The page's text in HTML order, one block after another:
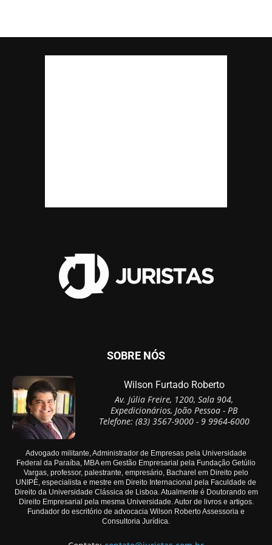
SOBRE NÓS
Wilson Furtado Roberto
Av. Júlia Freire, 1200, Sala 904,
Expedicionários, João Pessoa - PB
Telefone: (83) 3567-9000 - 9 9964-6000
Advogado militante, Administrador de Empresas pela Universidade
Federal da Paraíba, MBA em Gestão Empresarial pela Fundação Getúlio
Vargas, professor, palestrante, empresário, Bacharel em Direito pelo
UNIPÊ, especialista e mestre em Direito Internacional pela Faculdade de
Direito da Universidade Clássica de Lisboa. Atualmente é Doutorando em
Direito Empresarial pela mesma Universidade. Autor de livros e artigos.
Fundador do escritório de advocacia Wilson Roberto Assessoria e
Consultoria Jurídica.